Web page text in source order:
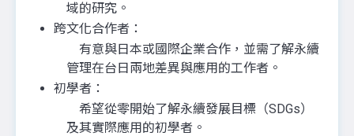
域的研究。
跨文化合作者：
有意與日本或國際企業合作，並需了解永續
管理在台日兩地差異與應用的工作者。
初學者：
希望從零開始了解永續發展目標（SDGs）
及其實際應用的初學者。